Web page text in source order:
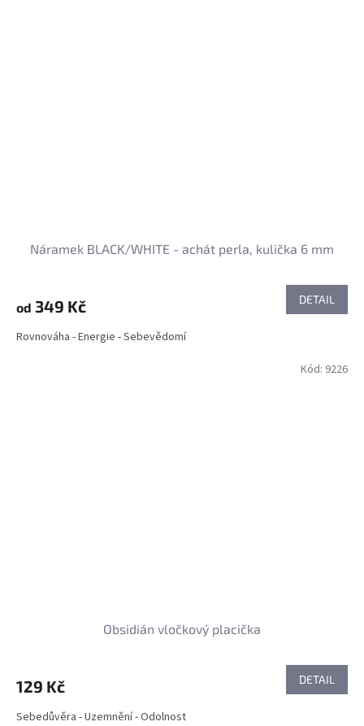
Náramek BLACK/WHITE - achát perla, kulička 6 mm
od 349 Kč DETAIL
Rovnováha - Energie - Sebevědomí
Obsidián vločkový placička
129 Kč DETAIL
Sebedůvěra - Uzemnění - Odolnost
Kód: 9226